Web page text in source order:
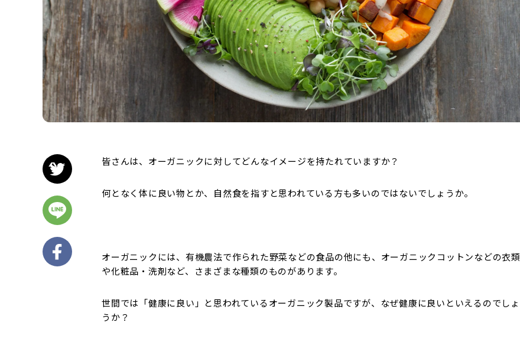
皆さんは、オーガニックに対してどんなイメージを持たれていますか？
何となく体に良い物とか、自然食を指すと思われている方も多いのではないでしょうか。
オーガニックには、有機農法で作られた野菜などの食品の他にも、オーガニックコットンなどの衣類
や化粧品・洗剤など、さまざまな種類のものがあります。
世間では「健康に良い」と思われているオーガニック製品ですが、なぜ健康に良いといえるのでしょ
うか？